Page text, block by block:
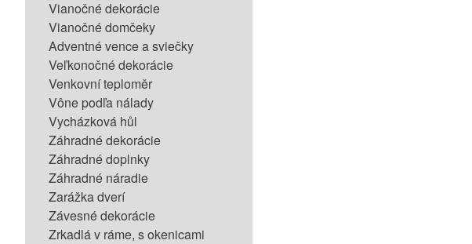
Vianočné dekorácie
Vianočné domčeky
Adventné vence a sviečky
Veľkonočné dekorácie
Venkovní teploměr
Vône podľa nálady
Vycházková hůl
Záhradné dekorácie
Záhradné doplnky
Záhradné náradie
Zarážka dverí
Závesné dekorácie
Zrkadlá v ráme, s okenicami